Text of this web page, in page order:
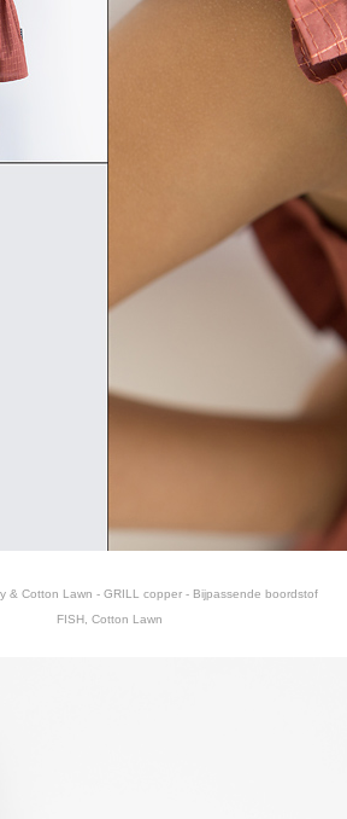
& Cotton Lawn - GRILL copper - Bijpassende boordstof
FISH, Cotton Lawn